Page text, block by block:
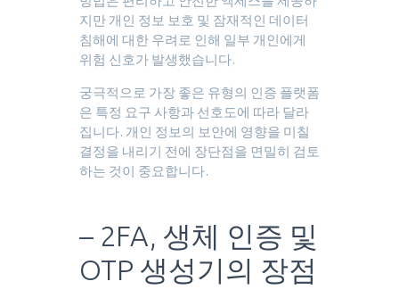
지만 개인 정보 보호 및 잠재적인 데이터
침해에 대한 우려로 인해 일부 개인에게
위험 신호가 발생했습니다.
궁극적으로 가장 좋은 유형의 인증 플랫폼
은 특정 요구 사항과 선호도에 따라 달라
집니다. 개인 정보의 보안에 영향을 미칠
결정을 내리기 전에 장단점을 면밀히 검토
하는 것이 중요합니다.
– 2FA, 생체 인증 및
OTP 생성기의 장점